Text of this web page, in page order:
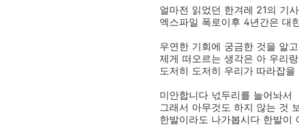
얼마전 읽었던 한겨레 21의 기
엑스파일 폭로이후 4년간은 대
우연한 기회에 궁금한 것을 알
제게 떠오르는 생각은 아 우리
도저히 도저히 우리가 따라잡
미안합니다 넋두리를 늘어놔서
그래서 아무것도 하지 않는 것
한발이라도 나가봅시다 한발이